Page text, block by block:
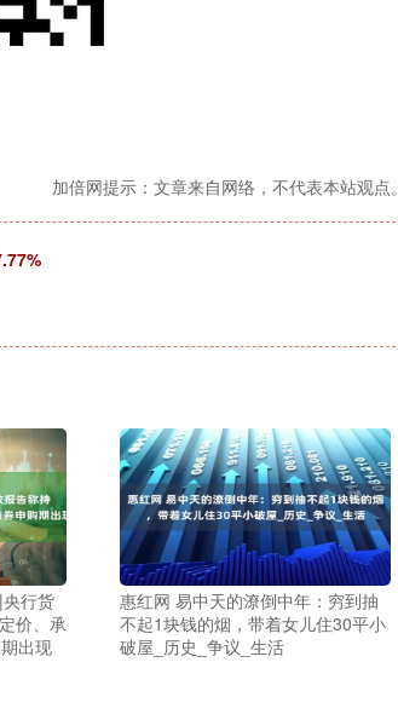
加倍网提示：文章来自网络，不代表本站观点。
行货
价、承
出现
惠红网 易中天的潦倒中年：穷到抽
不起1块钱的烟，带着女儿住30平小
破屋_历史_争议_生活